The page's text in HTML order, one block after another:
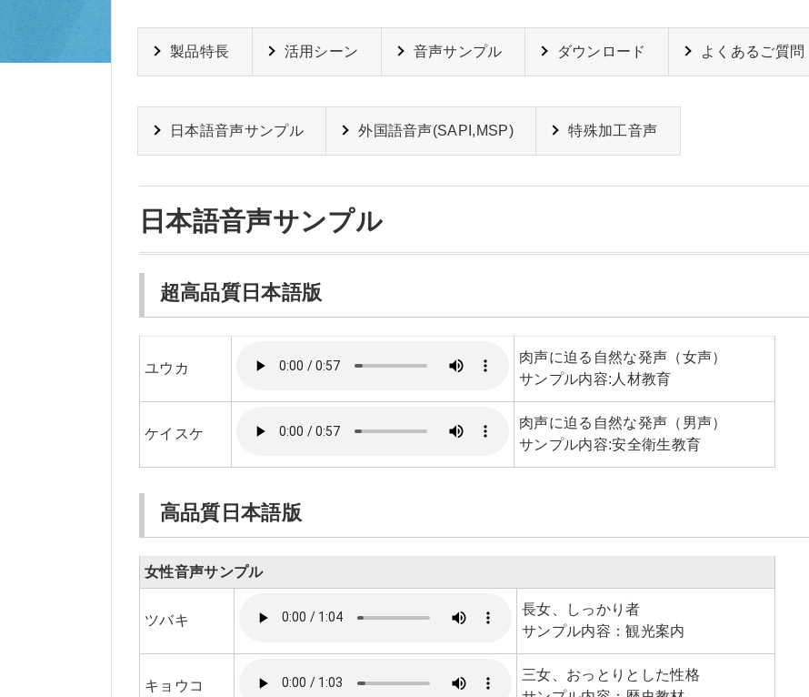
製品特長 活用シーン 音声サンプル ダウンロード よくあるご質問
日本語音声サンプル 外国語音声(SAPI,MSP) 特殊加工音声
日本語音声サンプル
超高品質日本語版
ユウカ
肉声に迫る自然な発声（女声）
サンプル内容:人材教育
ケイスケ
肉声に迫る自然な発声（男声）
サンプル内容:安全衛生教育
高品質日本語版
女性音声サンプル
ツバキ
長女、しっかり者
サンプル内容：観光案内
キョウコ
三女、おっとりとした性格